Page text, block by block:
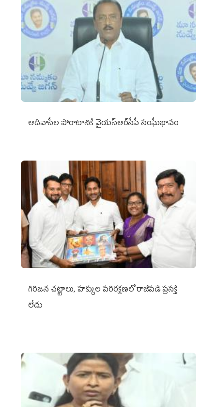
ఆదివాసీల పోరాటానికి వైయ‌స్ఆర్‌సీపీ సంఘీభావం
గిరిజన చట్టాలు, హక్కుల పరిరక్షణలో రాజీపడే ప్రసక్తే
లేదు